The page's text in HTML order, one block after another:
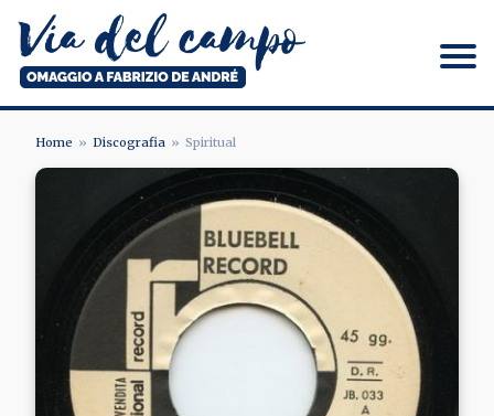
contenuto
principale
Via del campo
BRICIOLE
Home Discografia Spiritual
Image